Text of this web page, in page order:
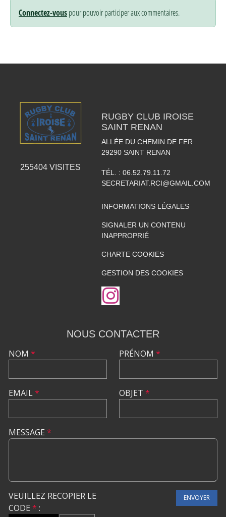
Connectez-vouspour pouvoir participer aux commentaires.
255404 VISITES
RUGBY CLUB IROISE
SAINT RENAN
ALLÉE DU CHEMIN DE FER
29290 SAINT RENAN
TÉL. : 06.52.79.11.72
SECRETARIAT.RCI@GMAIL.COM
INFORMATIONS LÉGALES
SIGNALER UN CONTENU
INAPPROPRIÉ
CHARTE COOKIES
GESTION DES COOKIES
NOUS CONTACTER
NOM *
EMAIL*
PRÉNOM *
OBJET *
MESSAGE *
VEUILLEZ RECOPIER LE
CODE * :
ENVOYER